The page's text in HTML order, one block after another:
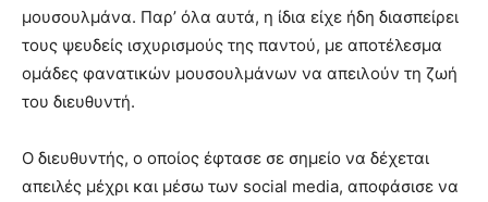
μουσουλμάνα. Παρ’ όλα αυτά, η ίδια είχε ήδη διασπείρει
τους ψευδείς ισχυρισμούς της παντού, με αποτέλεσμα
ομάδες φανατικών μουσουλμάνων να απειλούν τη ζωή
του διευθυντή.
Ο διευθυντής, ο οποίος έφτασε σε σημείο να δέχεται
απειλές μέχρι και μέσω των social media, αποφάσισε να